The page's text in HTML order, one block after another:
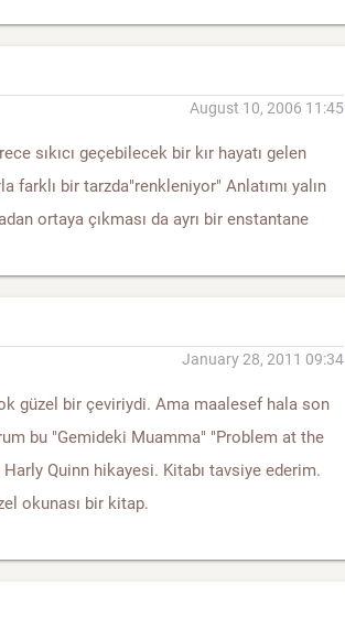
August 10, 2006 11:45
sıkıcı geçebilecek bir kır hayatı gelen
farklı bir tarzda"renkleniyor" Anlatımı yalın
ortaya çıkması da ayrı bir enstantane
January 28, 2011 09:34
güzel bir çeviriydi. Ama maalesef hala son
bu "Gemideki Muamma" "Problem at the
Quinn hikayesi. Kitabı tavsiye ederim.
okunası bir kitap.